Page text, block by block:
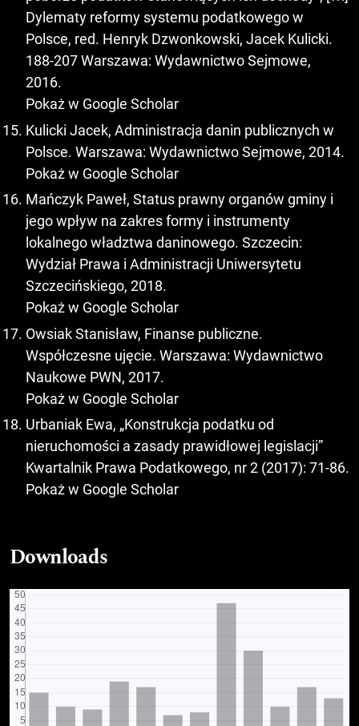
Dylematy reformy systemu podatkowego w
Polsce, red. Henryk Dzwonkowski, Jacek Kulicki.
188-207 Warszawa: Wydawnictwo Sejmowe,
2016.
Pokaż w Google Scholar
Kulicki Jacek, Administracja danin publicznych w
Polsce. Warszawa: Wydawnictwo Sejmowe, 2014.
Pokaż w Google Scholar
Mańczyk Paweł, Status prawny organów gminy i
jego wpływ na zakres formy i instrumenty
lokalnego władztwa daninowego. Szczecin:
Wydział Prawa i Administracji Uniwersytetu
Szczecińskiego, 2018.
Pokaż w Google Scholar
Owsiak Stanisław, Finanse publiczne.
Współczesne ujęcie. Warszawa: Wydawnictwo
Naukowe PWN, 2017.
Pokaż w Google Scholar
Urbaniak Ewa, „Konstrukcja podatku od
nieruchomości a zasady prawidłowej legislacji”
Kwartalnik Prawa Podatkowego, nr 2 (2017): 71-86.
Pokaż w Google Scholar
Downloads